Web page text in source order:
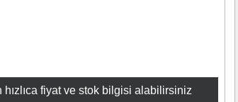
fiyat ve stok bilgisi alabilirsiniz